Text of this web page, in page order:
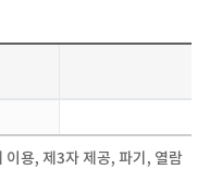
이용, 제3자 제공, 파기, 열람